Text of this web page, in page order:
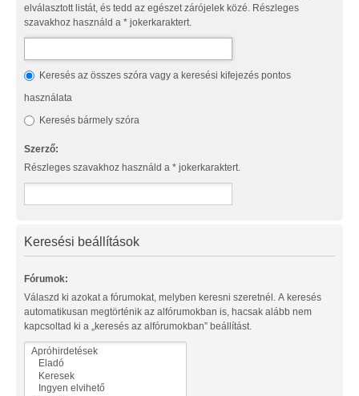
elválasztott listát, és tedd az egészet zárójelek közé. Részleges
szavakhoz használd a * jokerkaraktert.
Keresés az összes szóra vagy a keresési kifejezés pontos
használata
Keresés bármely szóra
Szerző:
Részleges szavakhoz használd a * jokerkaraktert.
Keresési beállítások
Fórumok:
Válaszd ki azokat a fórumokat, melyben keresni szeretnél. A keresés
automatikusan megtörténik az alfórumokban is, hacsak alább nem
kapcsoltad ki a „keresés az alfórumokban” beállítást.